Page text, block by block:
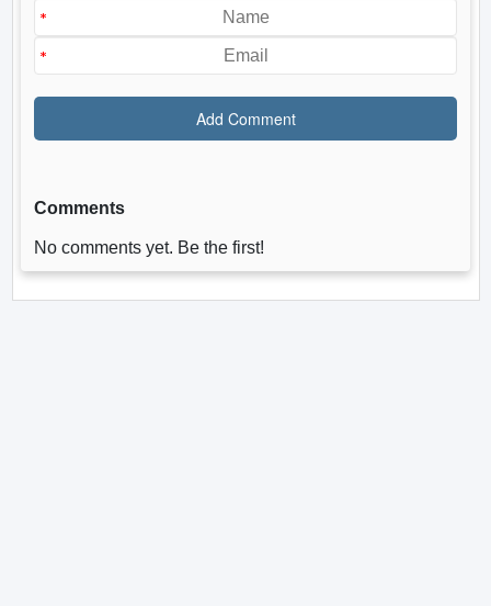
Comments
No comments yet. Be the first!